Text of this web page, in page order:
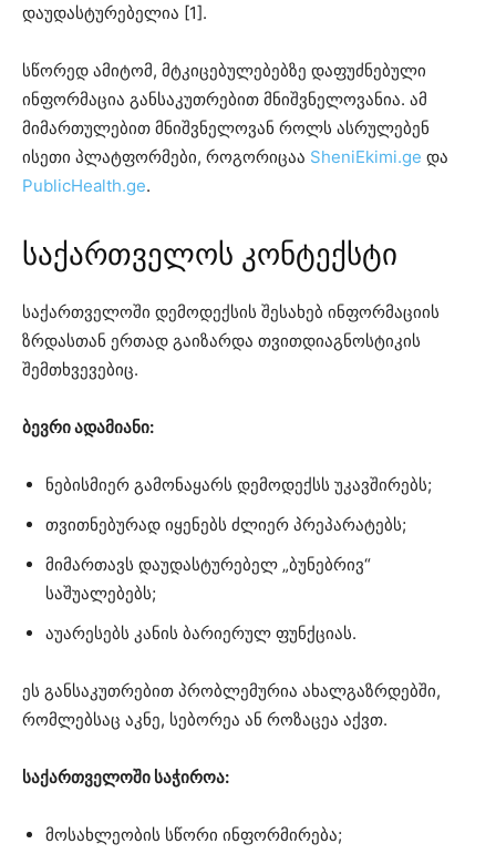
დაუდასტურებელია [1].
სწორედ ამიტომ, მტკიცებულებებზე დაფუძნებული
ინფორმაცია განსაკუთრებით მნიშვნელოვანია. ამ
მიმართულებით მნიშვნელოვან როლს ასრულებენ
ისეთი პლატფორმები, როგორიცაა SheniEkimi.ge და
PublicHealth.ge.
საქართველოს კონტექსტი
საქართველოში დემოდექსის შესახებ ინფორმაციის
ზრდასთან ერთად გაიზარდა თვითდიაგნოსტიკის
შემთხვევებიც.
ბევრი ადამიანი:
ნებისმიერ გამონაყარს დემოდექსს უკავშირებს;
თვითნებურად იყენებს ძლიერ პრეპარატებს;
მიმართავს დაუდასტურებელ „ბუნებრივ“
საშუალებებს;
აუარესებს კანის ბარიერულ ფუნქციას.
ეს განსაკუთრებით პრობლემურია ახალგაზრდებში,
რომლებსაც აკნე, სებორეა ან როზაცეა აქვთ.
საქართველოში საჭიროა:
მოსახლეობის სწორი ინფორმირება;